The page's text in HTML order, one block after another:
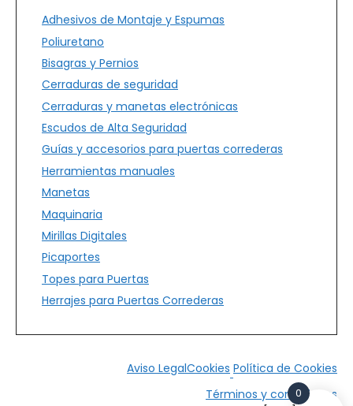
Adhesivos de Montaje y Espumas
Poliuretano
Bisagras y Pernios
Cerraduras de seguridad
Cerraduras y manetas electrónicas
Escudos de Alta Seguridad
Guías y accesorios para puertas correderas
Herramientas manuales
Manetas
Maquinaria
Mirillas Digitales
Picaportes
Topes para Puertas
Herrajes para Puertas Correderas
Aviso LegalCookies Política de Cookies
Términos y condiciones
0